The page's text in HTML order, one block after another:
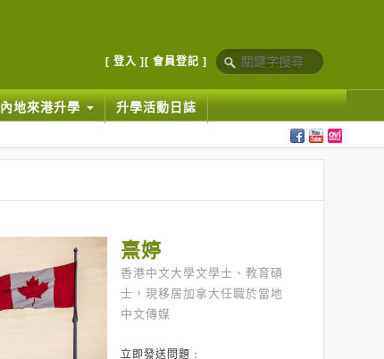
[ 登入 ] [ 會員登記 ]
內地來港升學 升學活動日誌
熹婷
香港中文大學文學士、教育碩
士，現移居加拿大任職於當地
中文傳媒
立即發送問題﹕